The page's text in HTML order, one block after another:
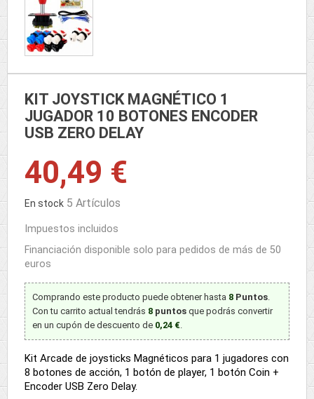
KIT JOYSTICK MAGNÉTICO 1
JUGADOR 10 BOTONES ENCODER
USB ZERO DELAY
40,49 €
En stock 5 Artículos
Impuestos incluidos
Financiación disponible solo para pedidos de más de 50
euros
Comprando este producto puede obtener hasta 8 Puntos.
Con tu carrito actual tendrás 8 puntos que podrás convertir
en un cupón de descuento de 0,24 €.
Kit Arcade de joysticks Magnéticos para 1 jugadores con
8 botones de acción, 1 botón de player, 1 botón Coin +
Encoder USB Zero Delay.